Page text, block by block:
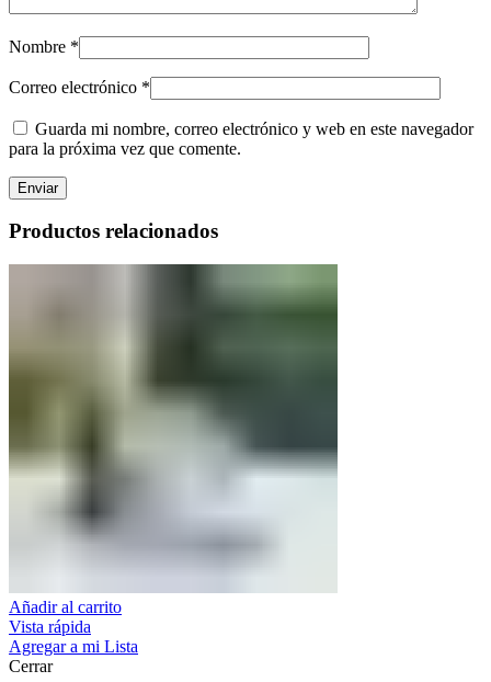
Nombre *
Correo electrónico *
Guarda mi nombre, correo electrónico y web en este navegador
para la próxima vez que comente.
Productos relacionados
Añadir al carrito
Vista rápida
Agregar a mi Lista
Cerrar